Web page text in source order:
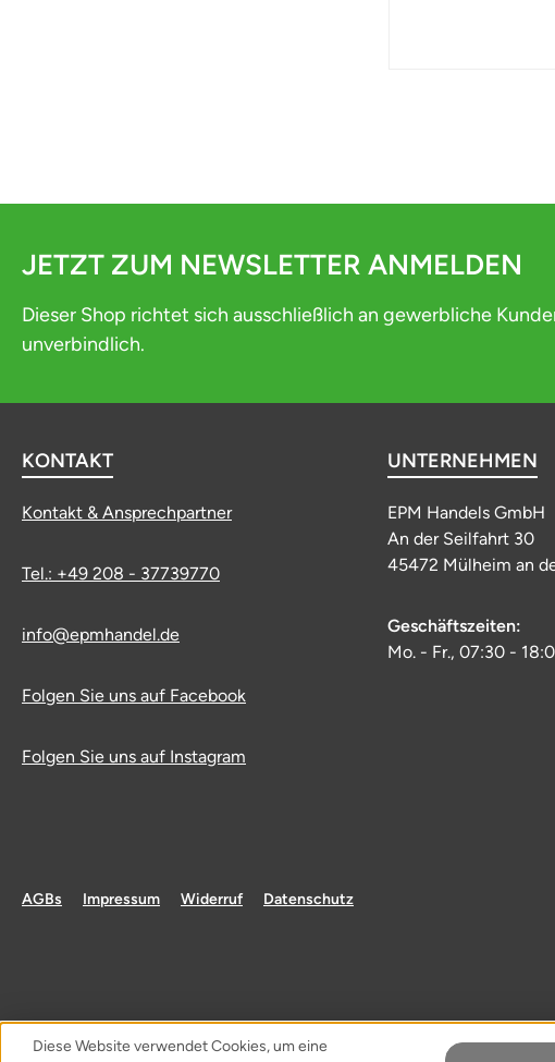
JETZT ZUM NEWSLETTER ANMELDEN
Dieser Shop richtet sich ausschließlich an gewerbliche
unverbindlich.
KONTAKT
Kontakt & Ansprechpartner
Tel.: +49 208 - 37739770
info@epmhandel.de
Folgen Sie uns auf Facebook
Folgen Sie uns auf Instagram
UNTERNEHMEN
EPM Handels GmbH
An der Seilfahrt 30
45472 Mülheim an
Geschäftszeiten:
Mo. - Fr., 07:30 -
AGBs Impressum Widerruf Datenschutz
Diese Website verwendet Cookies, um eine